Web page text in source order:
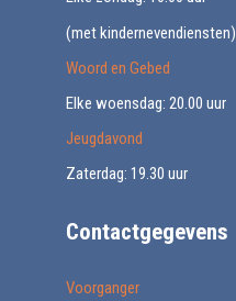
(met kindernevendiensten)
Woord en Gebed
Elke woensdag: 20.00 uur
Jeugdavond
Zaterdag: 19.30 uur
Contactgegevens
Voorganger